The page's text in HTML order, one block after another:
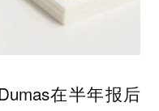
在半年报后